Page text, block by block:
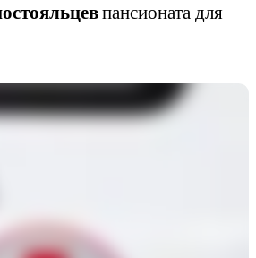
пансионата для